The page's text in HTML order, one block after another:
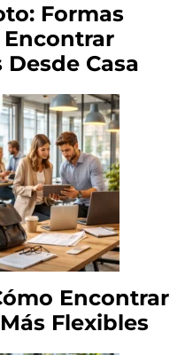
Formas
Encontrar
Casa
Encontrar
Flexibles